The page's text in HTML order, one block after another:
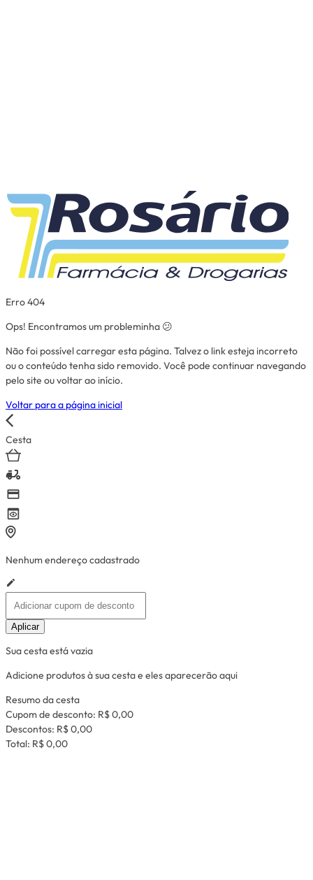
Erro 404
Ops! Encontramos um probleminha 😕
Não foi possível carregar esta página. Talvez o link esteja incorreto
ou o conteúdo tenha sido removido. Você pode continuar navegando
pelo site ou voltar ao início.
Voltar para a página inicial
Cesta
Nenhum endereço cadastrado
Aplicar
Sua cesta está vazia
Adicione produtos à sua cesta e eles aparecerão aqui
Resumo da cesta
Cupom de desconto: R$ 0,00
Descontos: R$ 0,00
Total: R$ 0,00